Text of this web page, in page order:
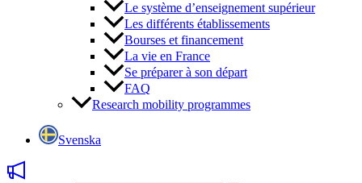
Le système d’enseignement supérieur
Les différents établissements
Bourses et financement
La vie en France
Se préparer à son départ
FAQ
Research mobility programmes
Svenska